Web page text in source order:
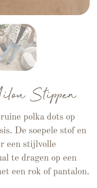
Stippen
polka dots op
De soepele stof en
een stijlvolle
te dragen op een
een rok of pantalon.